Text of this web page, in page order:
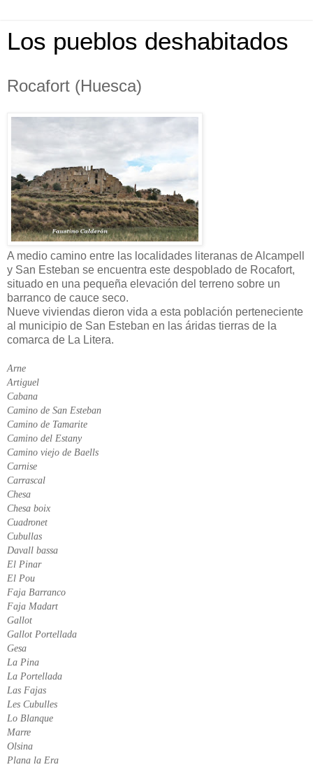
Los pueblos deshabitados
Rocafort (Huesca)
A medio camino entre las localidades literanas de Alcampell
y San Esteban se encuentra este despoblado de Rocafort,
situado en una pequeña elevación del terreno sobre un
barranco de cauce seco.
Nueve viviendas dieron vida a esta población perteneciente
al municipio de San Esteban en las áridas tierras de la
comarca de La Litera.
Arne
Artiguel
Cabana
Camino de San Esteban
Camino de Tamarite
Camino del Estany
Camino viejo de Baells
Carnise
Carrascal
Chesa
Chesa boix
Cuadronet
Cubullas
Davall bassa
El Pinar
El Pou
Faja Barranco
Faja Madart
Gallot
Gallot Portellada
Gesa
La Pina
La Portellada
Las Fajas
Les Cubulles
Lo Blanque
Marre
Olsina
Plana la Era